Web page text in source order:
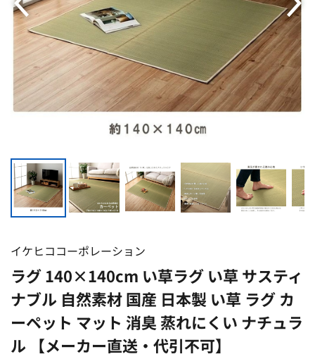
イケヒココーポレーション
ラグ 140×140cm い草ラグ い草 サスティ
ナブル 自然素材 国産 日本製 い草 ラグ カ
ーペット マット 消臭 蒸れにくい ナチュラ
ル 【メーカー直送・代引不可】